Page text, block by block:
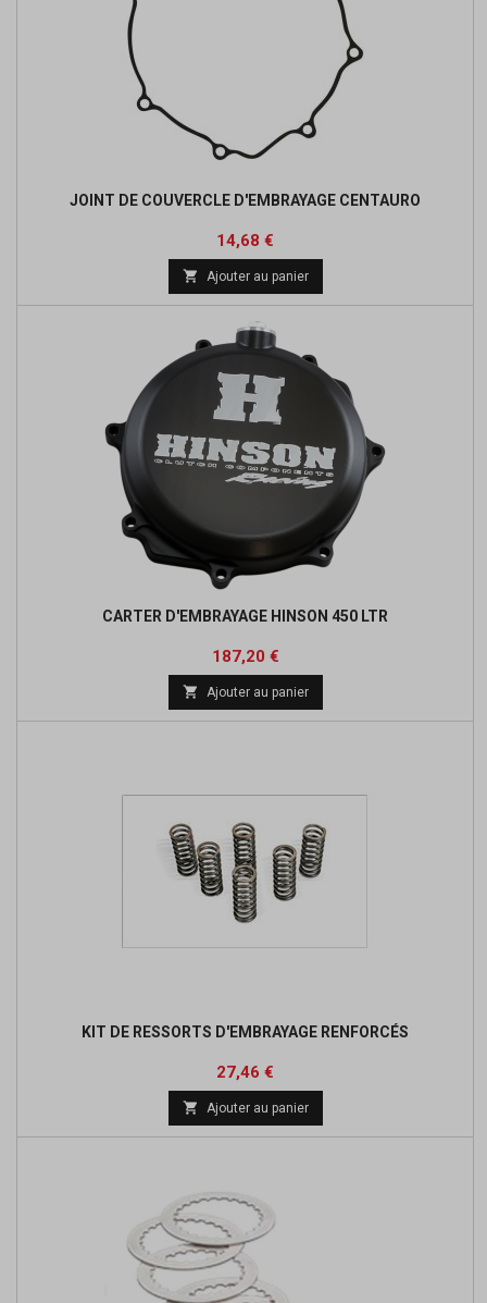
JOINT DE COUVERCLE D'EMBRAYAGE CENTAURO
Prix
14,68 €
base
 Ajouter au panier
CARTER D'EMBRAYAGE HINSON 450 LTR
Prix
187,20 €Prix
de
base
 Ajouter au panier
KIT DE RESSORTS D'EMBRAYAGE RENFORCÉS
Prix
27,46 €
base
 Ajouter au panier